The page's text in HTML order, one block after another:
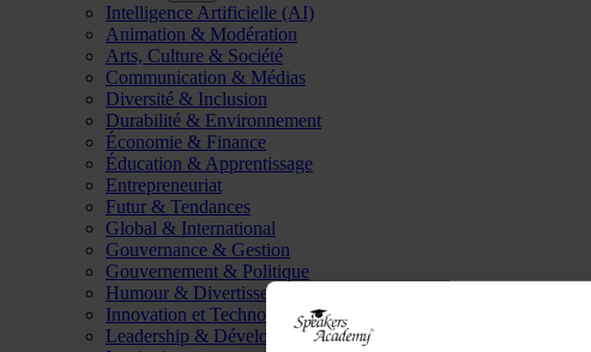
Intelligence Artificielle (AI)
Animation & Modération
Arts, Culture & Société
Communication & Médias
Diversité & Inclusion
Durabilité & Environnement
Économie & Finance
Éducation & Apprentissage
Entrepreneuriat
Futur & Tendances
Global & International
Gouvernance & Gestion
Gouvernement & Politique
Humour & Divertissement
Innovation et Technologie
Leadership & Développement